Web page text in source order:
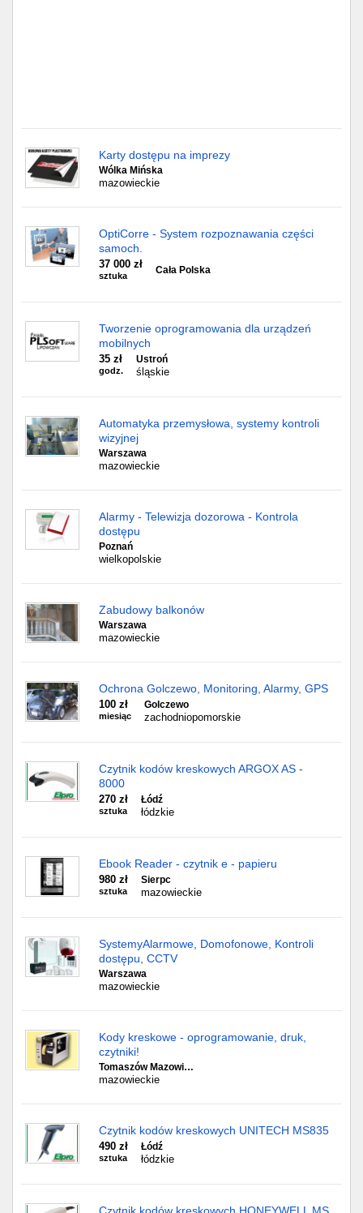
Karty dostępu na imprezy
Wólka Mińska
mazowieckie
OptiCorre - System rozpoznawania części
samoch.
37 000 zł
sztuka
Cała Polska
Tworzenie oprogramowania dla urządzeń
mobilnych
35 zł
godz.
Ustroń
śląskie
Automatyka przemysłowa, systemy kontroli
wizyjnej
Warszawa
mazowieckie
Alarmy - Telewizja dozorowa - Kontrola
dostępu
Poznań
wielkopolskie
Zabudowy balkonów
Warszawa
mazowieckie
Ochrona Golczewo, Monitoring, Alarmy, GPS
100 zł
miesiąc
Golczewo
zachodniopomorskie
Czytnik kodów kreskowych ARGOX AS -
8000
270 zł
sztuka
Łódź
łódzkie
Ebook Reader - czytnik e - papieru
980 zł
sztuka
Sierpc
mazowieckie
SystemyAlarmowe, Domofonowe, Kontroli
dostępu, CCTV
Warszawa
mazowieckie
Kody kreskowe - oprogramowanie, druk,
czytniki!
Tomaszów Mazowi…
mazowieckie
Czytnik kodów kreskowych UNITECH MS835
490 zł
sztuka
Łódź
łódzkie